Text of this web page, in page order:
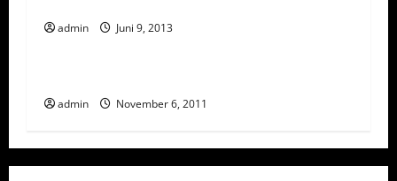
admin Juni 9, 2013
Rechtliches Vorsicht Risiko!
admin November 6, 2011